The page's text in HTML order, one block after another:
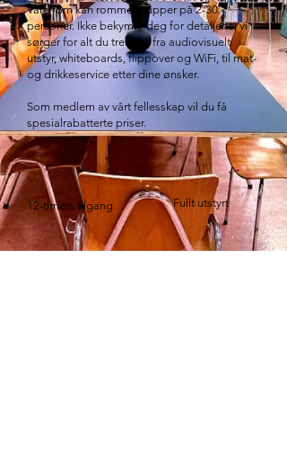
Våre rom kan romme grupper på 2-30
personer. Ikke bekymre deg for detaljene; vi
sørger for alt du trenger, fra audiovisuelt
utstyr, whiteboards, flippover og WiFi, til mat-
og drikkeservice etter dine ønsker.
Som medlem av vårt fellesskap vil du få
spesialrabatterte priser.
12-timers tilgang Fullt utstyrt